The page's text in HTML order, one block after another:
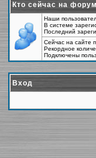
Кто сейчас на
Наши
В системе
Последний
Сейчас на сайте
Рекордное
Подключены
Вход